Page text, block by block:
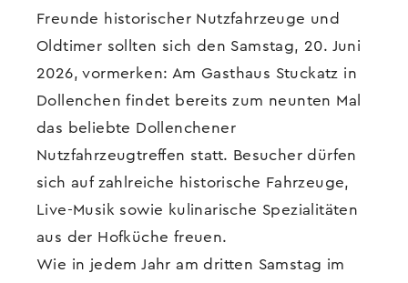
Freunde historischer Nutzfahrzeuge und
Oldtimer sollten sich den Samstag, 20. Juni
2026, vormerken: Am Gasthaus Stuckatz in
Dollenchen findet bereits zum neunten Mal
das beliebte Dollenchener
Nutzfahrzeugtreffen statt. Besucher dürfen
sich auf zahlreiche historische Fahrzeuge,
Live-Musik sowie kulinarische Spezialitäten
aus der Hofküche freuen.
Wie in jedem Jahr am dritten Samstag im